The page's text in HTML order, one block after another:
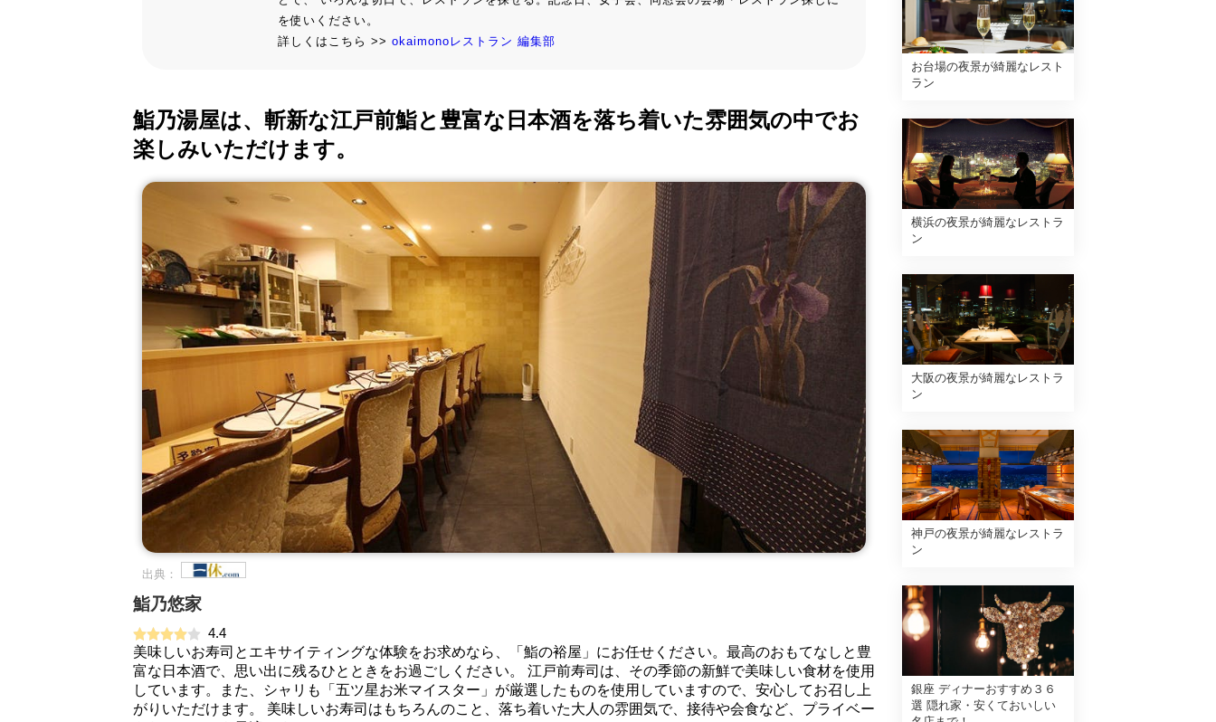
を使いください。
詳しくはこちら >> okaimonoレストラン 編集部
鮨乃湯屋は、斬新な江戸前鮨と豊富な日本酒を落ち着いた雰囲気の中でお
楽しみいただけます。
出典：
鮨乃悠家
4.4
美味しいお寿司とエキサイティングな体験をお求めなら、「鮨の裕屋」にお任せください。最高のおもてなしと豊
富な日本酒で、思い出に残るひとときをお過ごしください。 江戸前寿司は、その季節の新鮮で美味しい食材を使用
しています。また、シャリも「五ツ星お米マイスター」が厳選したものを使用していますので、安心してお召し上
がりいただけます。 美味しいお寿司はもちろんのこと、落ち着いた大人の雰囲気で、接待や会食など、プライベー
お台場の夜景が綺麗なレスト
ラン
横浜の夜景が綺麗なレストラ
ン
大阪の夜景が綺麗なレストラ
ン
神戸の夜景が綺麗なレストラ
ン
銀座 ディナーおすすめ３６
選 隠れ家・安くておいしい